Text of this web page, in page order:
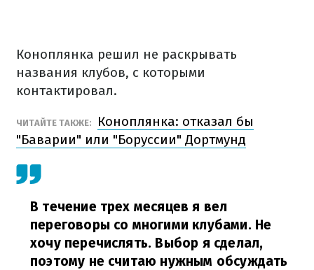
Коноплянка решил не раскрывать
названия клубов, с которыми
контактировал.
ЧИТАЙТЕ ТАКЖЕ:
Коноплянка: отказал бы
"Баварии" или "Боруссии" Дортмунд
В течение трех месяцев я вел
переговоры со многими клубами. Не
хочу перечислять. Выбор я сделал,
поэтому не считаю нужным обсуждать